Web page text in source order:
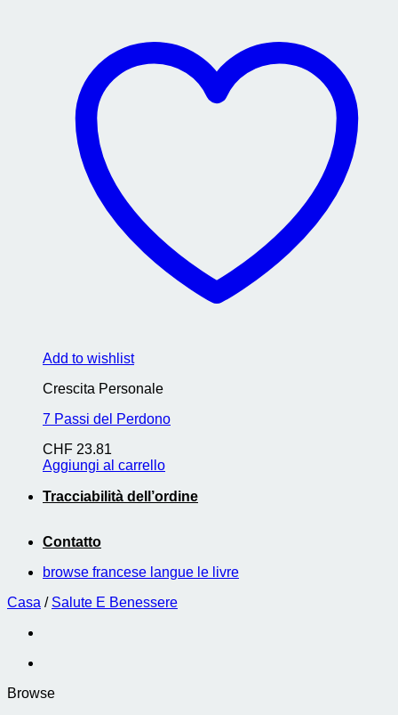
Add to wishlist
Crescita Personale
7 Passi del Perdono
CHF 23.81
Aggiungi al carrello
Tracciabilità dell’ordine
Contatto
browse francese langue le livre
Casa / Salute E Benessere
Browse